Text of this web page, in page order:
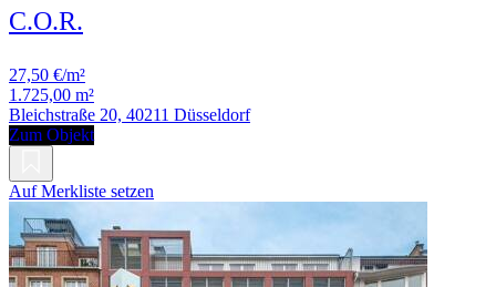
C.O.R.
27,50 €/m²
1.725,00 m²
Bleichstraße 20, 40211 Düsseldorf
Zum Objekt
Auf Merkliste setzen